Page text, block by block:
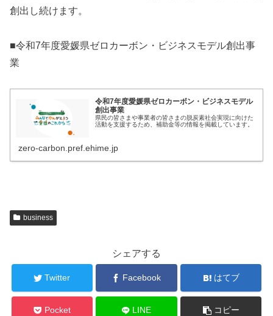
創出し続けます。
■令和7年度愛媛県ゼロカーボン・ビジネスモデル創出事
業
令和7年度愛媛県ゼロカーボン・ビジネスモデル
創出事業
県民の皆さまや事業者の皆さまの脱炭素社会実現に向けた
活動を支援するため、補助金等の情報を掲載しています。
zero-carbon.pref.ehime.jp
business
シェアする
Twitter Facebook はてブ
Pocket LINE コピー